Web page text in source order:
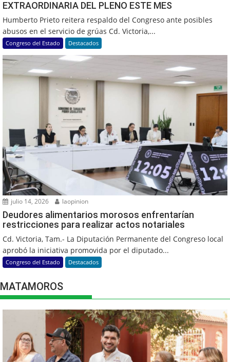
EXTRAORDINARIA DEL PLENO ESTE MES
Humberto Prieto reitera respaldo del Congreso ante posibles
abusos en el servicio de grúas Cd. Victoria,...
Congreso del Estado Destacados
julio 14, 2026 laopinion
Deudores alimentarios morosos enfrentarían
restricciones para realizar actos notariales
Cd. Victoria, Tam.- La Diputación Permanente del Congreso local
aprobó la iniciativa promovida por el diputado...
Congreso del Estado Destacados
MATAMOROS